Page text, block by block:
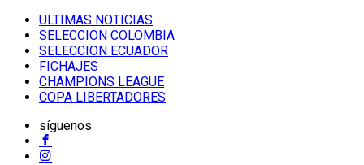
ULTIMAS NOTICIAS
SELECCION COLOMBIA
SELECCION ECUADOR
FICHAJES
CHAMPIONS LEAGUE
COPA LIBERTADORES
síguenos